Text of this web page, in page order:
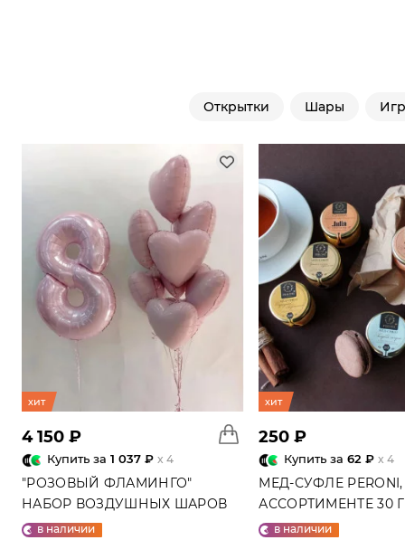
Открытки Шары
хит
4 150 ₽
Купить за 1 037 ₽ x 4
"РОЗОВЫЙ ФЛАМИНГО"
НАБОР ВОЗДУШНЫХ ШАРОВ
№25в наличии
хит
250 ₽
Купить за 62 ₽ x 4
МЕД-СУФЛЕ
АССОРТИМЕНТЕ 30
в наличии